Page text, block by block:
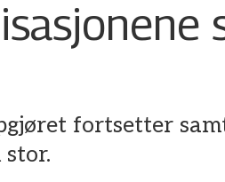
fortsetter